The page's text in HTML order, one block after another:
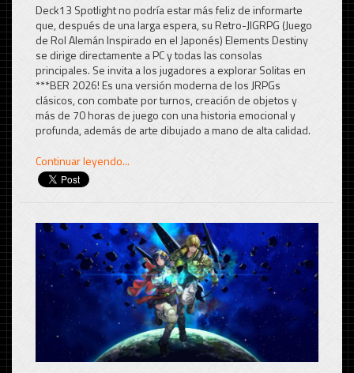
Deck13 Spotlight no podría estar más feliz de informarte
que, después de una larga espera, su Retro-JIGRPG (Juego
de Rol Alemán Inspirado en el Japonés) Elements Destiny
se dirige directamente a PC y todas las consolas
principales. Se invita a los jugadores a explorar Solitas en
***BER 2026! Es una versión moderna de los JRPGs
clásicos, con combate por turnos, creación de objetos y
más de 70 horas de juego con una historia emocional y
profunda, además de arte dibujado a mano de alta calidad.
Continuar leyendo...